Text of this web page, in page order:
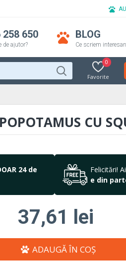
258 650
de ajutor?
BLOG
Ce scriem
Favorite
0
CU
24 de
Felicitări!
e din
37,61 lei
ADAUGĂ ÎN COŞ